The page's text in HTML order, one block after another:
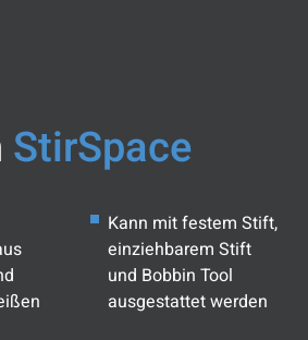
StirSpace
Kann mit festem Stift,
einziehbarem Stift
und Bobbin Tool
ausgestattet werden